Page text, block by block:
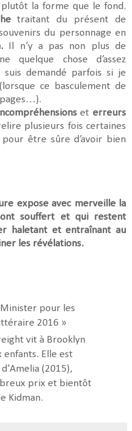
la forme que le fond.
traitant du présent de
du personnage en
Il n’y a pas non plus de
quelque chose d’assez
demandé parfois si je
ce basculement de
eterreurs
plusieurs fois certaines
pour être sûre d’avoir bien
expose avec merveille la
souffert et qui restent
haletant et entraînant au
les révélations.
pour les
2016 »
vit à Brooklyn
enfants. Elle est
(2015),
prix et bientôt
Kidman.